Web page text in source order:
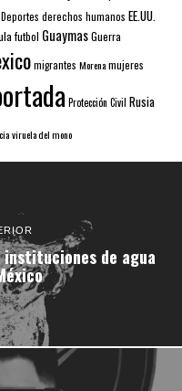
Deportes derechos humanos EE.UU.
futbol GuaymasGuerra
migrantes Morenamujeres
Protección Civil Rusia
viruela del mono
de agua